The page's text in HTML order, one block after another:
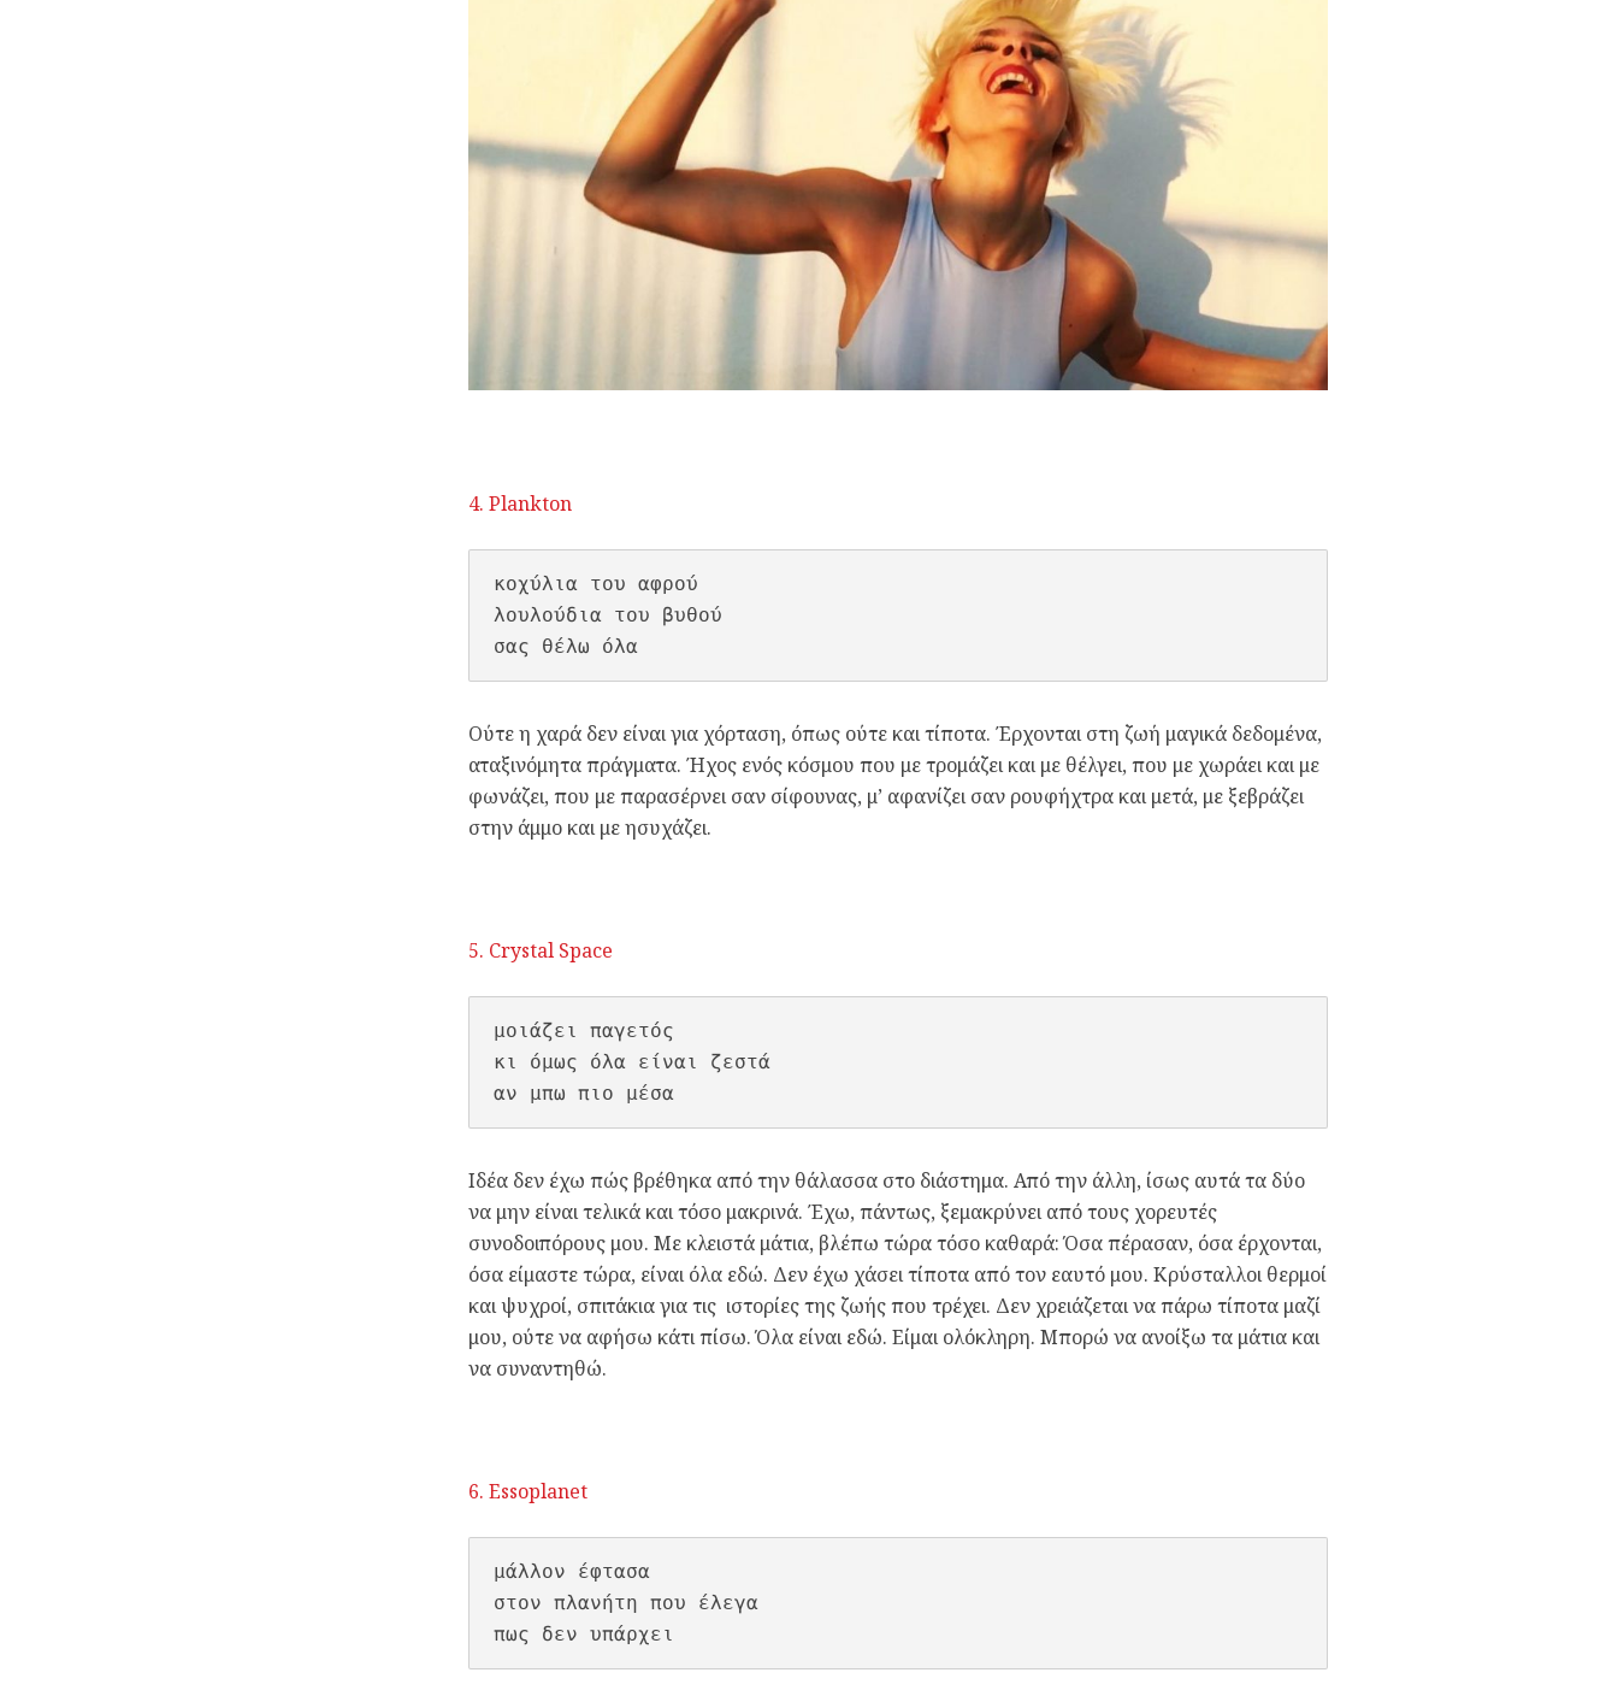
4. Plankton
κοχύλια του αφρού
λουλούδια του βυθού
σας θέλω όλα
Ούτε η χαρά δεν είναι για χόρταση, όπως ούτε και τίποτα. Έρχονται στη ζωή μαγικά δεδομένα,
αταξινόμητα πράγματα. Ήχος ενός κόσμου που με τρομάζει και με θέλγει, που με χωράει και με
φωνάζει, που με παρασέρνει σαν σίφουνας, μ’ αφανίζει σαν ρουφήχτρα και μετά, με ξεβράζει
στην άμμο και με ησυχάζει.
5. Crystal Space
μοιάζει παγετός
κι όμως όλα είναι ζεστά
αν μπω πιο μέσα
Ιδέα δεν έχω πώς βρέθηκα από την θάλασσα στο διάστημα. Από την άλλη, ίσως αυτά τα δύο
να μην είναι τελικά και τόσο μακρινά. Έχω, πάντως, ξεμακρύνει από τους χορευτές
συνοδοιπόρους μου. Με κλειστά μάτια, βλέπω τώρα τόσο καθαρά: Όσα πέρασαν, όσα έρχονται,
όσα είμαστε τώρα, είναι όλα εδώ. Δεν έχω χάσει τίποτα από τον εαυτό μου. Κρύσταλλοι θερμοί
και ψυχροί, σπιτάκια για τις ιστορίες της ζωής που τρέχει. Δεν χρειάζεται να πάρω τίποτα μαζί
μου, ούτε να αφήσω κάτι πίσω. Όλα είναι εδώ. Είμαι ολόκληρη. Μπορώ να ανοίξω τα μάτια και
να συναντηθώ.
6. Essoplanet
μάλλον έφτασα
στον πλανήτη που έλεγα
πως δεν υπάρχει